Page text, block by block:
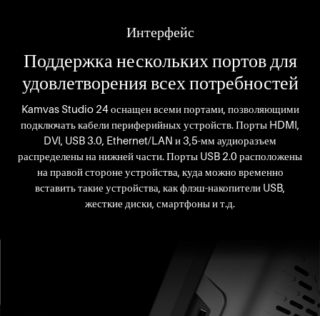
Интерфейс
Поддержка нескольких портов для
удовлетворения всех потребностей
Kamvas Studio 24 оснащен всеми портами, позволяющими
подключать кабели периферийных устройств. Порты HDMI,
DVI, USB 3.0, Ethernet/LAN и 3,5-мм аудиоразъем
распределены на нижней части. Порты USB 2.0 расположены
на правой стороне устройства, куда можно временно
вставить такие устройства, как флэш-накопители USB,
жесткие диски, смартфоны и т.д.